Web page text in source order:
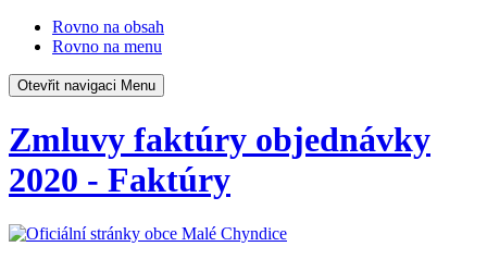
Rovno na obsah
Rovno na menu
Otevřit navigaci Menu
Zmluvy faktúry objednávky
2020 - Faktúry